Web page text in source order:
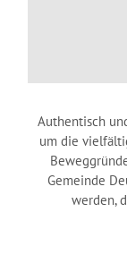
Authentisch
um die
Gemeinde
werden,